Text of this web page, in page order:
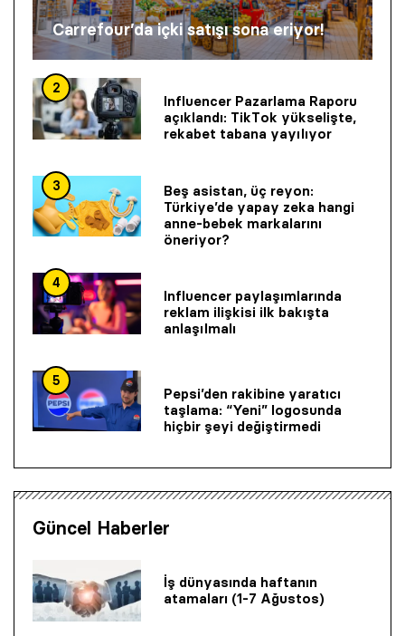
Carrefour’da içki satışı sona eriyor!
2
Influencer Pazarlama Raporu
açıklandı: TikTok yükselişte,
rekabet tabana yayılıyor
3
Beş asistan, üç reyon:
Türkiye’de yapay zeka hangi
anne-bebek markalarını
öneriyor?
4
Influencer paylaşımlarında
reklam ilişkisi ilk bakışta
anlaşılmalı
5
Pepsi’den rakibine yaratıcı
taşlama: “Yeni” logosunda
hiçbir şeyi değiştirmedi
Güncel Haberler
İş dünyasında haftanın
atamaları (1-7 Ağustos)